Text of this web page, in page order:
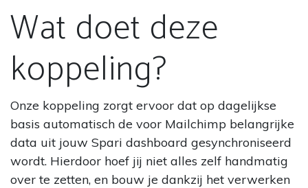
Wat doet deze
koppeling?
Onze koppeling zorgt ervoor dat op dagelijkse
basis automatisch de voor Mailchimp belangrijke
data uit jouw Spari dashboard gesynchroniseerd
wordt. Hierdoor hoef jij niet alles zelf handmatig
over te zetten, en bouw je dankzij het verwerken